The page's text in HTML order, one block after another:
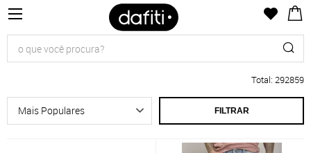
Total: 292859
FILTRAR